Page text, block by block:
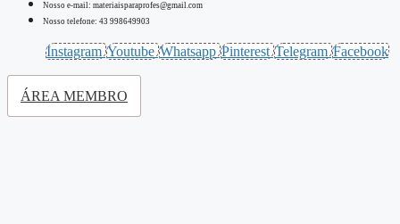
Nosso e-mail: materiaisparaprofes@gmail.com
Nosso telefone: 43 998649903
Instagram Youtube Whatsapp Pinterest Telegram Facebook
ÁREA MEMBRO